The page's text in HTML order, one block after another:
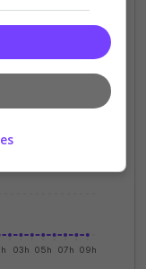
03h 05h 07h 09h